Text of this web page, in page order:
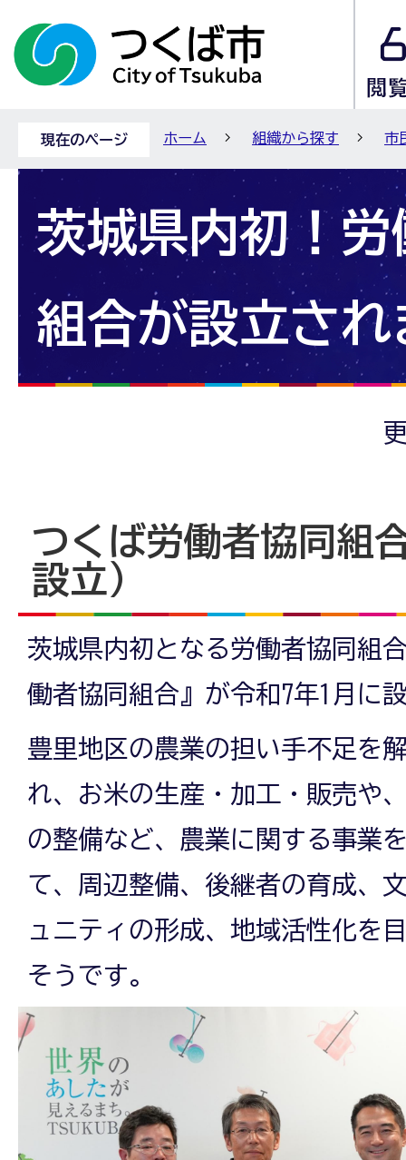
現在のページ ホーム 組織から探す 市
茨城県内初！労
組合が設立さ
つくば労働者協同組
設立）
茨城県内初となる労働者協同組
働者協同組合』が令和7年1月に
豊里地区の農業の担い手不足を
れ、お米の生産・加工・販売や
の整備など、農業に関する事業
て、周辺整備、後継者の育成、
ュニティの形成、地域活性化を
そうです。